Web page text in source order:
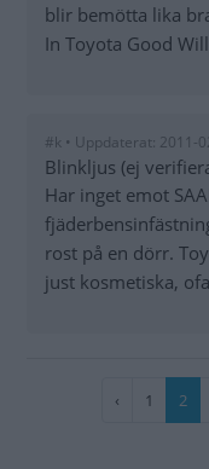
blir bemötta lika
In Toyota Good
#k • Uppdaterat: 2011-
Blinkljus (ej
Har inget emot
rost på en dörr.
just kosmetiska,
Paginering
Föregående
‹ Sida
1 2